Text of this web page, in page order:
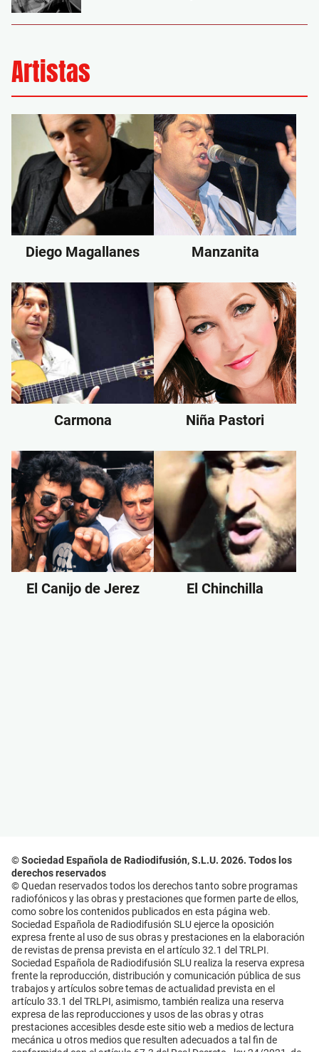
Artistas
Diego Magallanes Manzanita
Carmona Niña Pastori
El Canijo de Jerez El Chinchilla
© Sociedad Española de Radiodifusión, S.L.U. 2026. Todos los
derechos reservados
© Quedan reservados todos los derechos tanto sobre programas
radiofónicos y las obras y prestaciones que formen parte de ellos,
como sobre los contenidos publicados en esta página web.
Sociedad Española de Radiodifusión SLU ejerce la oposición
expresa frente al uso de sus obras y prestaciones en la elaboración
de revistas de prensa prevista en el artículo 32.1 del TRLPI.
Sociedad Española de Radiodifusión SLU realiza la reserva expresa
frente la reproducción, distribución y comunicación pública de sus
trabajos y artículos sobre temas de actualidad prevista en el
artículo 33.1 del TRLPI, asimismo, también realiza una reserva
expresa de las reproducciones y usos de las obras y otras
prestaciones accesibles desde este sitio web a medios de lectura
mecánica u otros medios que resulten adecuados a tal fin de